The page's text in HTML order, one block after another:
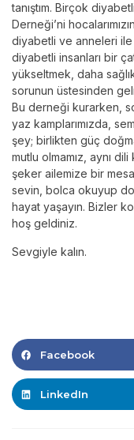
tanıştım. Birçok
Derneği’ni
diyabetli ve anneleri ile
diyabetli insanları bir
yükseltmek, daha
sorunun üstesinden
Bu derneği kurarken,
yaz kamplarımızda,
şey; birlikten güç
mutlu olmamız, aynı
şeker ailemize bir
sevin, bolca okuyup
hayat yaşayın. Bizler
hoş geldiniz.
Sevgiyle kalın.
Facebook
LinkedIn